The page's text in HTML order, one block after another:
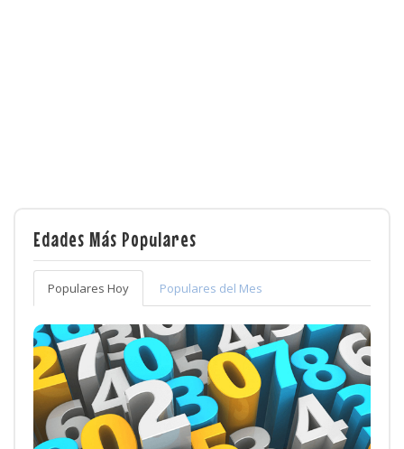
Edades Más Populares
Populares Hoy Populares del Mes